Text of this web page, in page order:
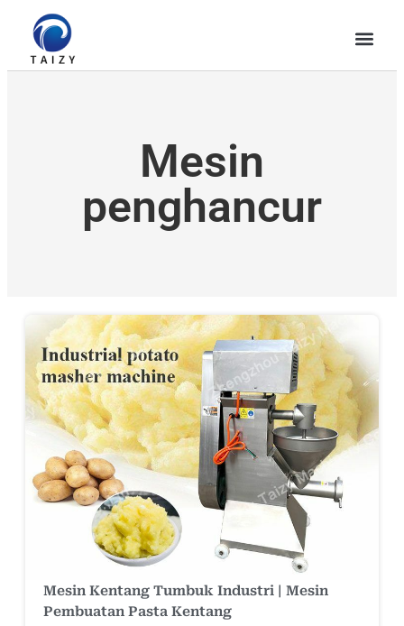
Mesin
penghancur
Mesin Kentang Tumbuk Industri | Mesin
Pembuatan Pasta Kentang